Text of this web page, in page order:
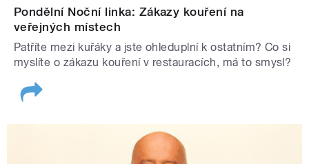
Pondělní Noční linka: Zákazy kouření na
veřejných místech
Patříte mezi kuřáky a jste ohleduplní k ostatním? Co si
myslíte o zákazu kouření v restauracích, má to smysl?